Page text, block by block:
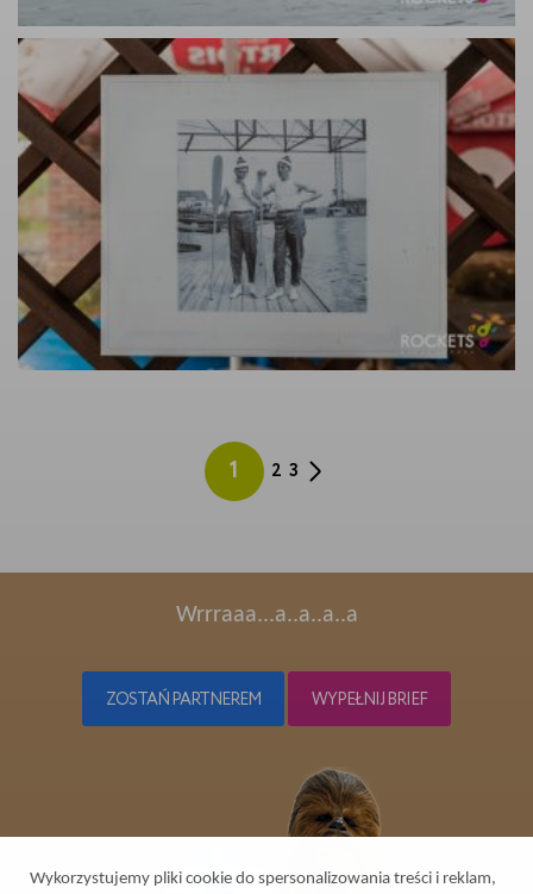
1 2 3
Wrrraaa...a..a..a..a
ZOSTAŃ PARTNEREM WYPEŁNIJ BRIEF
Wykorzystujemy pliki cookie do spersonalizowania treści i reklam,